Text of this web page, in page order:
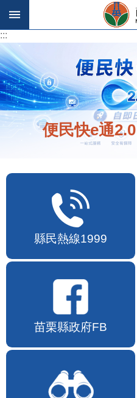
跳到主要內容區塊
:::
:::
便民快e通
縣民熱線1999
苗栗縣政府FB